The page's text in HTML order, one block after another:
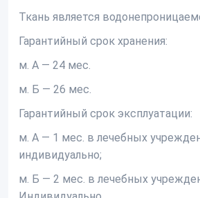
Ткань является
Гарантийный срок хранения:
м. А — 24 мес.
м. Б — 26 мес.
Гарантийный срок эксплуатации:
м. А — 1 мес. в лечебных
индивидуально;
м. Б — 2 мес. в лечебных